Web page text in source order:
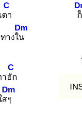
า
C
างใน
Dm
ฮัก
C
ๆ
Dm